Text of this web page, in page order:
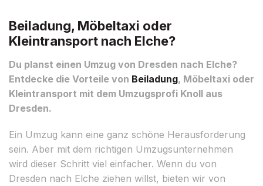
Beiladung, Möbeltaxi oder
Kleintransport nach Elche?
Du planst einen Umzug von Dresden nach Elche?
Entdecke die Vorteile von Beiladung, Möbeltaxi oder
Kleintransport mit dem Umzugsprofi Knoll aus
Dresden.
Ein Umzug kann eine ganz schöne Herausforderung
sein. Aber mit dem richtigen Umzugsunternehmen
wird dieser Schritt viel einfacher. Wenn du von
Dresden nach Elche ziehen willst, bieten wir von